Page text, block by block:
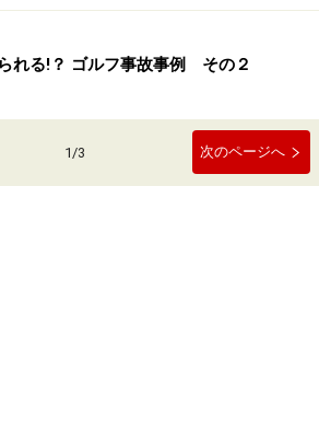
れる!？ ゴルフ事故事例 その２
1/3 次のページへ